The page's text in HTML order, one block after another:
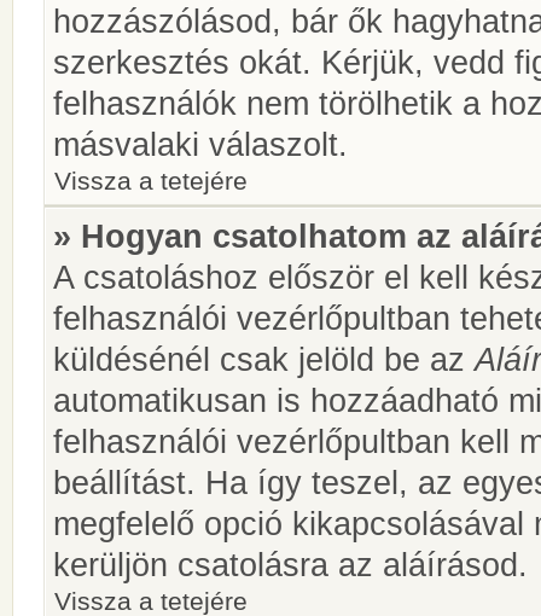
hozzászólásod, bár ők
szerkesztés okát. Kérjük, vedd
felhasználók nem törölhetik a
másvalaki válaszolt.
Vissza a tetejére
» Hogyan csatolhatom az
A csatoláshoz először el kell
felhasználói vezérlőpultban
küldésénél csak jelöld be az
automatikusan is hozzáadható
felhasználói vezérlőpultban kell
beállítást. Ha így teszel, az
megfelelő opció
kerüljön csatolásra az aláírásod.
Vissza a tetejére